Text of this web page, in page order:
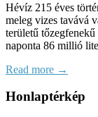
Hévíz 215 éves
meleg vizes tavává
területű
naponta 86 millió
Read more →
Honlaptérkép